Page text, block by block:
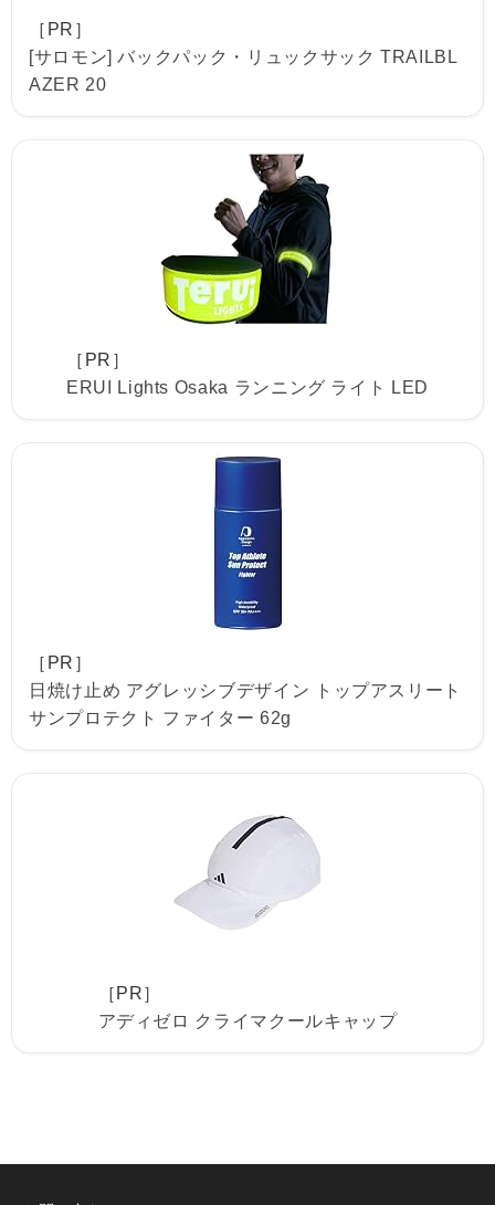
［PR］
[サロモン] バックパック・リュックサック TRAILBL
AZER 20
［PR］
ERUI Lights Osaka ランニング ライト LED
［PR］
日焼け止め アグレッシブデザイン トップアスリート
サンプロテクト ファイター 62g
［PR］
アディゼロ クライマクールキャップ